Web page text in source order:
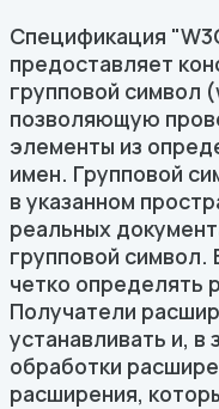
Спецификация
предоставляет
групповой символ
позволяющую
элементы из
имен. Групповой
в указанном
реальных
групповой
четко определять
Получатели
устанавливать и,
обработки
расширения,